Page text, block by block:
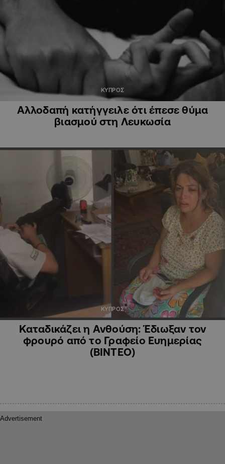
ΚΥΠΡΟΣ
Αλλοδαπή κατήγγειλε ότι έπεσε θύμα
βιασμού στη Λευκωσία
ΚΥΠΡΟΣ
Καταδικάζει η Ανθούση: Έδιωξαν τον
φρουρό από το Γραφείο Ευημερίας
(ΒΙΝΤΕΟ)